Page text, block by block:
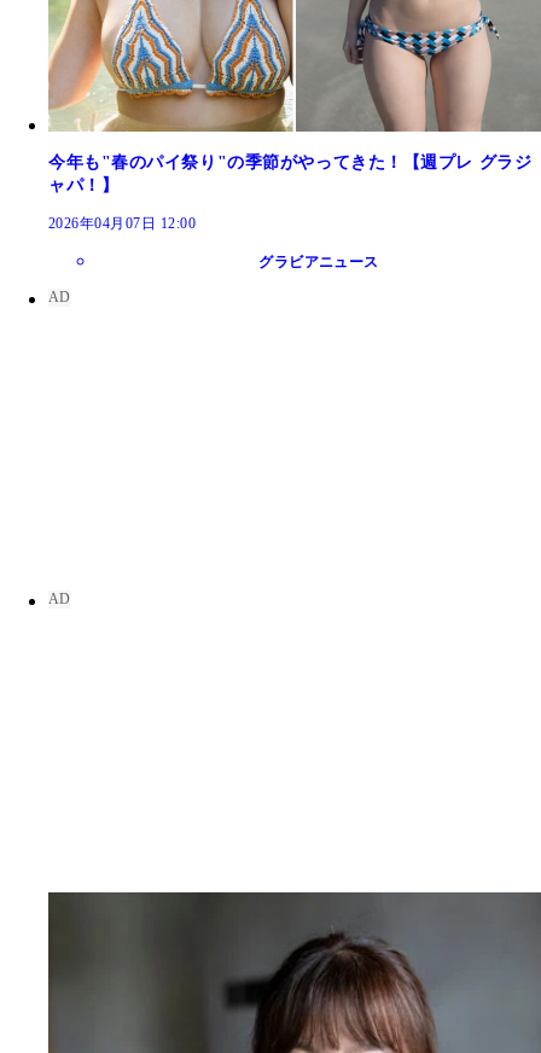
今年も"春のパイ祭り"の季節がやってきた！【週プレ グラジ
ャパ！】
2026年04月07日 12:00
グラビアニュース